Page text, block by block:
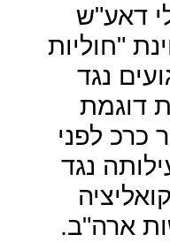
דאע"ש
"חוליות
נגד
דוגמת
כרכ לפני
נגד
ארה"ב.